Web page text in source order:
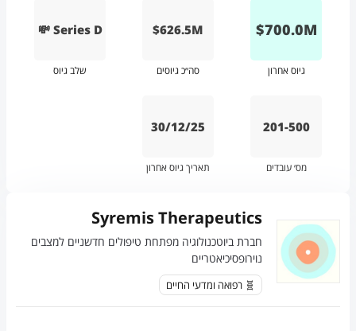
M
700.0
$
גיוס אחרון
$626.5M
סה״כ גיוסים
💸 Series D
שלב גיוס
201-500
מס׳ עובדים
30/12/25
תאריך גיוס אחרון
Syremis Therapeutics
חברת ביוטכנולוגיה מפתחת טיפולים חדשניים למצבים
נוירופסיכיאטריים
🧬 רפואה ומדעי החיים